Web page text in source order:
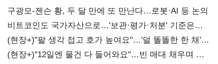
구광모-젠슨 황, 두 달 만에 또 만난다…로봇·AI 등 논의
비트코인도 국가자산으로…'보관·평가·처분' 기준은
숙제
(현장+)"팔 생각 접고 호가 높여요"…'덜 똘똘한 한 채'
20억 키맞추기
(현장+)"12일엔 물건 다 들어와요"…빈 매대 채우며 문